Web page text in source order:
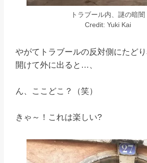
トラブール内、謎の暗闇
Credit: Yuki Kai
やがてトラブールの反対側にたど
開けて外に出ると…、
ん、ここどこ？（笑）
きゃ～！これは楽しい?